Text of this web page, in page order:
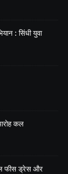
: सिंधी युवा
कल
फीस ड्रेस और